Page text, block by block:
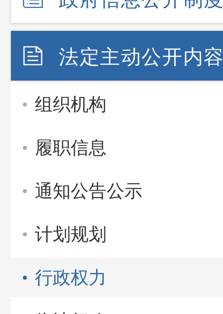
法定主动公开内
组织机构
履职信息
通知公告公示
计划规划
行政权力